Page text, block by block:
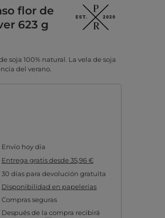
flor de
623 g
soja 100% natural. La vela de soja
del verano.
Envío hoy dia
Entrega gratisdesde 35,96 €
30 días para devolución gratuita
Disponibilidad en papelerías
Compras seguras
Después de la compra recibirá